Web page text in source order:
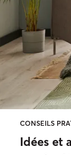
CONSEILS
Idées et